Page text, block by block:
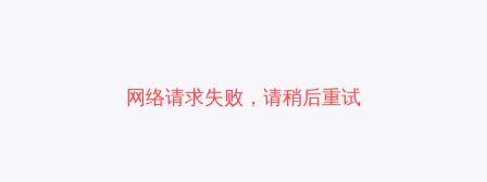
网络请求失败，请稍后重试